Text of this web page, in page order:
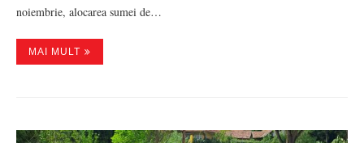
noiembrie, alocarea sumei de…
MAI MULT